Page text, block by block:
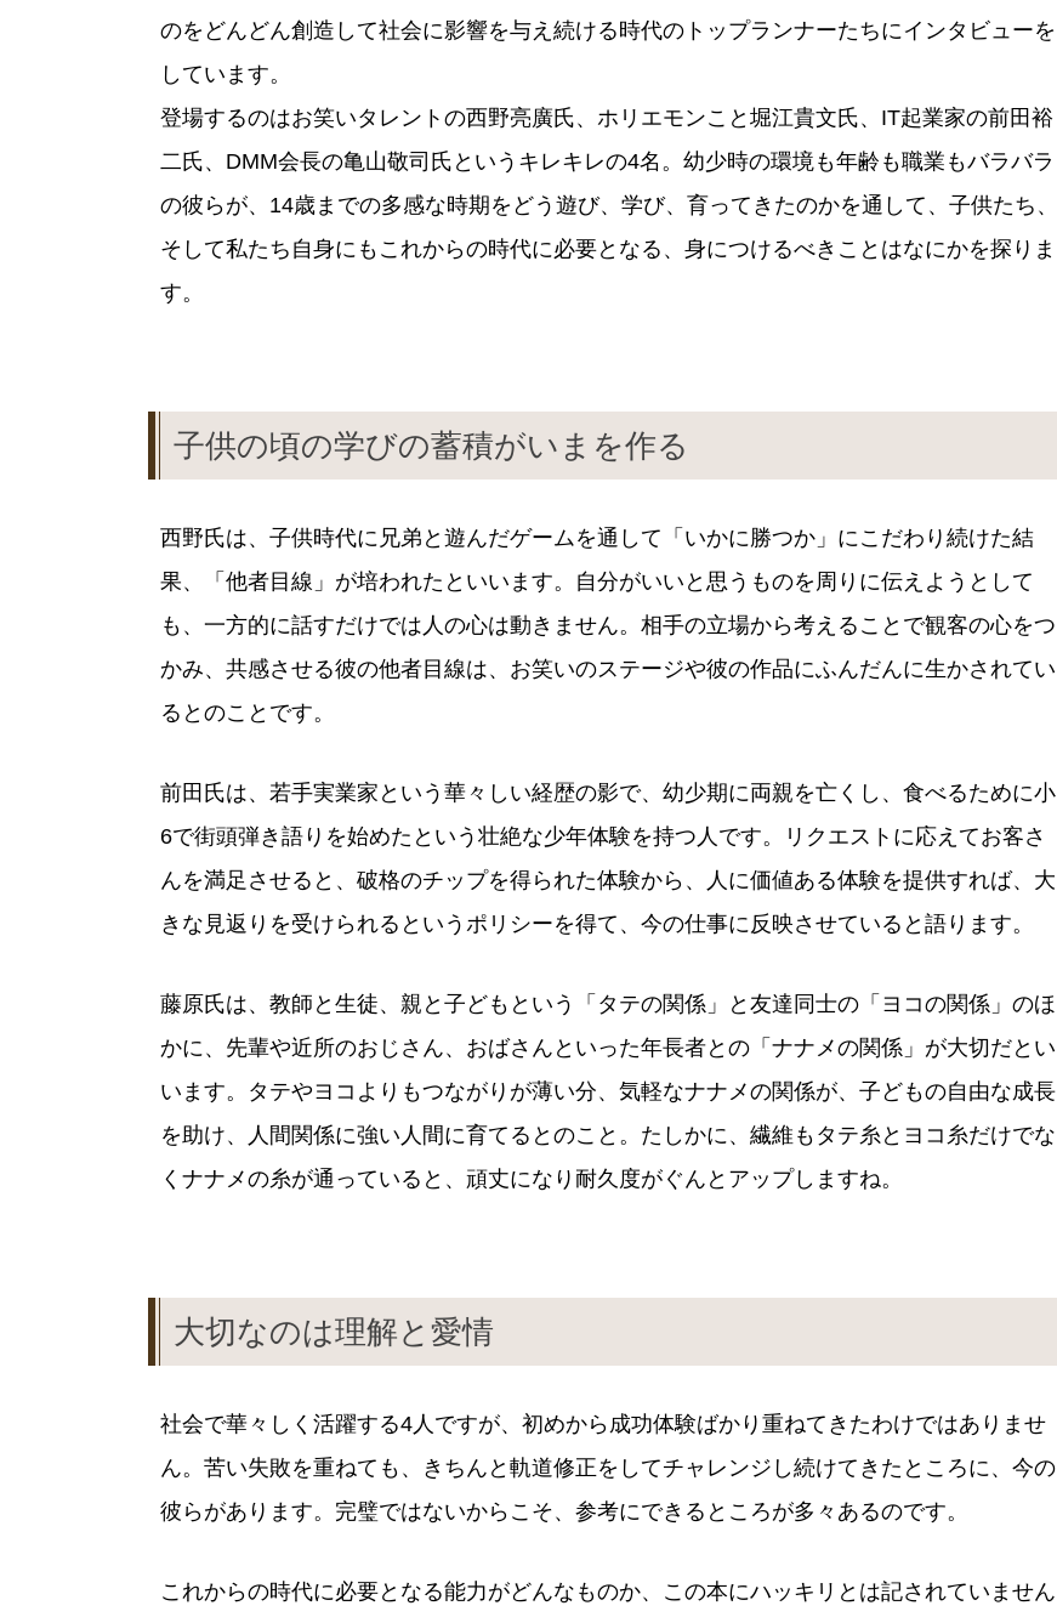
のをどんどん創造して社会に影響を与え続ける時代のトップランナーたちにインタビューを
しています。
登場するのはお笑いタレントの西野亮廣氏、ホリエモンこと堀江貴文氏、IT起業家の前田裕
二氏、DMM会長の亀山敬司氏というキレキレの4名。幼少時の環境も年齢も職業もバラバラ
の彼らが、14歳までの多感な時期をどう遊び、学び、育ってきたのかを通して、子供たち、
そして私たち自身にもこれからの時代に必要となる、身につけるべきことはなにかを探りま
す。
子供の頃の学びの蓄積がいまを作る
西野氏は、子供時代に兄弟と遊んだゲームを通して「いかに勝つか」にこだわり続けた結
果、「他者目線」が培われたといいます。自分がいいと思うものを周りに伝えようとして
も、一方的に話すだけでは人の心は動きません。相手の立場から考えることで観客の心をつ
かみ、共感させる彼の他者目線は、お笑いのステージや彼の作品にふんだんに生かされてい
るとのことです。
前田氏は、若手実業家という華々しい経歴の影で、幼少期に両親を亡くし、食べるために小
6で街頭弾き語りを始めたという壮絶な少年体験を持つ人です。リクエストに応えてお客さ
んを満足させると、破格のチップを得られた体験から、人に価値ある体験を提供すれば、大
きな見返りを受けられるというポリシーを得て、今の仕事に反映させていると語ります。
藤原氏は、教師と生徒、親と子どもという「タテの関係」と友達同士の「ヨコの関係」のほ
かに、先輩や近所のおじさん、おばさんといった年長者との「ナナメの関係」が大切だとい
います。タテやヨコよりもつながりが薄い分、気軽なナナメの関係が、子どもの自由な成長
を助け、人間関係に強い人間に育てるとのこと。たしかに、繊維もタテ糸とヨコ糸だけでな
くナナメの糸が通っていると、頑丈になり耐久度がぐんとアップしますね。
大切なのは理解と愛情
社会で華々しく活躍する4人ですが、初めから成功体験ばかり重ねてきたわけではありませ
ん。苦い失敗を重ねても、きちんと軌道修正をしてチャレンジし続けてきたところに、今の
彼らがあります。完璧ではないからこそ、参考にできるところが多々あるのです。
これからの時代に必要となる能力がどんなものか、この本にハッキリとは記されていません